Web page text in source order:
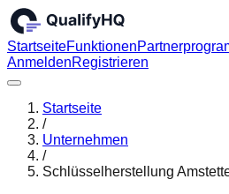
StartseiteFunktionen
AnmeldenRegistrieren
Startseite
/
Unternehmen
/
Schlüsselherstellung